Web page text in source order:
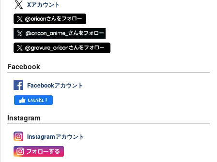
Xアカウント
Facebook
Facebookアカウント
Instagram
Instagramアカウント